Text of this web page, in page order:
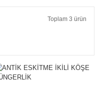
Toplam 3 ürün